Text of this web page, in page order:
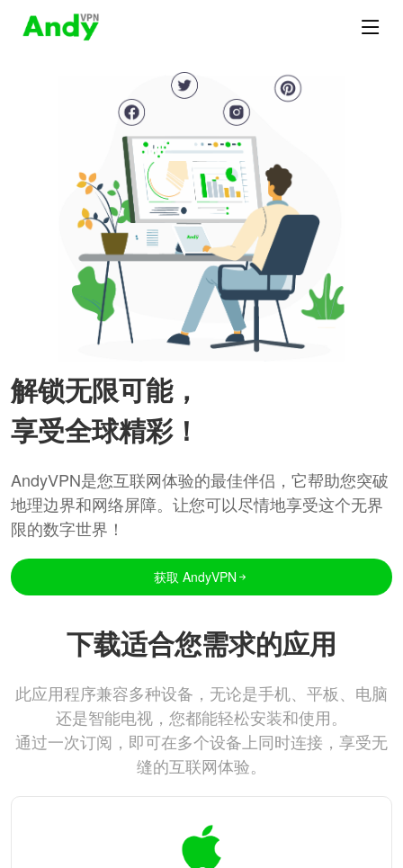
解锁无限可能，
享受全球精彩！
AndyVPN是您互联网体验的最佳伴侣，它帮助您突破
地理边界和网络屏障。让您可以尽情地享受这个无界
限的数字世界！
获取 AndyVPN
下载适合您需求的应用
此应用程序兼容多种设备，无论是手机、平板、电脑
还是智能电视，您都能轻松安装和使用。
通过一次订阅，即可在多个设备上同时连接，享受无
缝的互联网体验。